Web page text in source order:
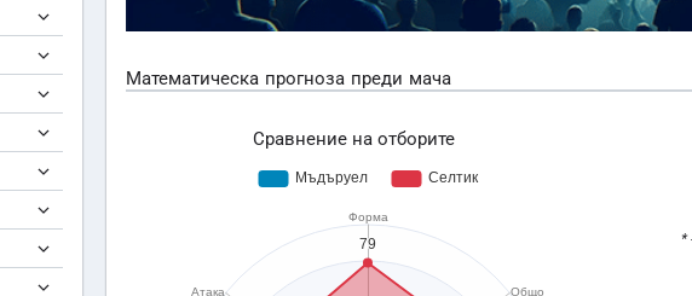
Математическа прогноза преди мача
Сравнение на отборите
*